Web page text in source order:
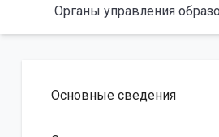
Органы управления
Основные сведения